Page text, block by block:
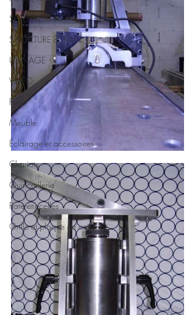
SPECTACLE
STRUCTURE ÉCRAN
USINAGE
VIDÉO
Foyer
Meuble
Éclairage et accessoires
Chariots
Quincaillerie
Pare-étincelles
Grille et plaque de cuisson